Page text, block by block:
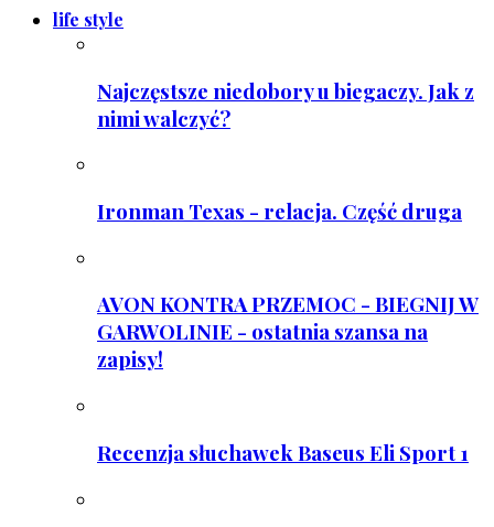
life style
Najczęstsze niedobory u biegaczy. Jak z
nimi walczyć?
Ironman Texas - relacja. Część druga
AVON KONTRA PRZEMOC - BIEGNIJ W
GARWOLINIE - ostatnia szansa na
zapisy!
Recenzja słuchawek Baseus Eli Sport 1